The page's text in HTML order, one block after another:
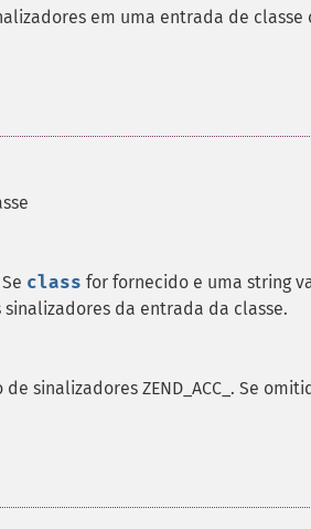
em uma entrada de
class for fornecido e uma string
da entrada da classe.
sinalizadores ZEND_ACC_. Se